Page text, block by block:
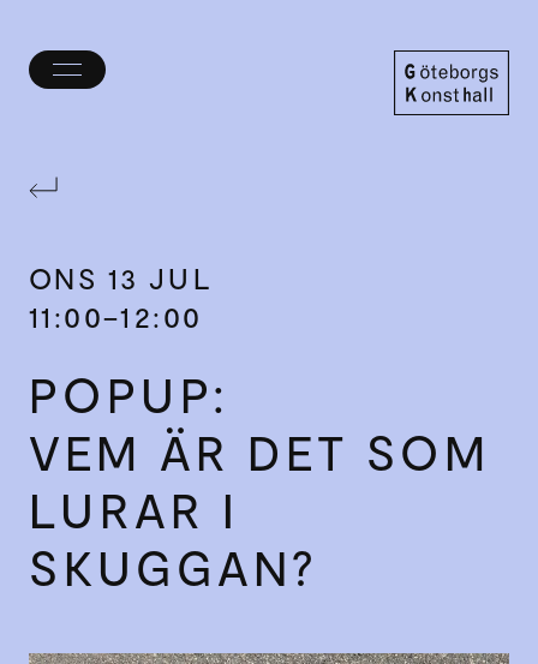
Öppna/stäng
ONS 13 JUL
11:00–12:00
POPUP:
VEM ÄR DET SOM
LURAR I
SKUGGAN?